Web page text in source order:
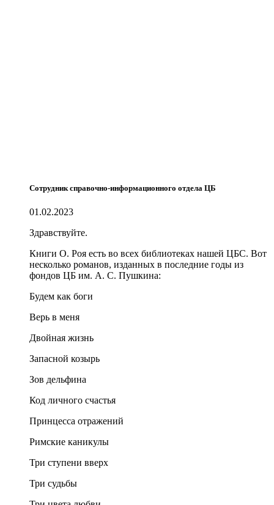
Сотрудник справочно-информационного отдела ЦБ
01.02.2023
Здравствуйте.
Книги О. Роя есть во всех библиотеках нашей ЦБС. Вот
несколько романов, изданных в последние годы из
фондов ЦБ им. А. С. Пушкина:
Будем как боги
Верь в меня
Двойная жизнь
Запасной козырь
Зов дельфина
Код личного счастья
Принцесса отражений
Римские каникулы
Три ступени вверх
Три судьбы